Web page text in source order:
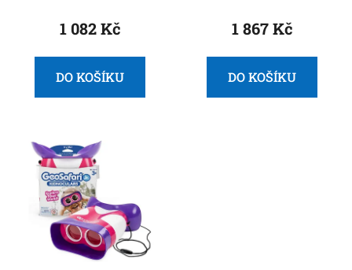
1 082 Kč
DO KOŠÍKU
1 867 Kč
DO KOŠÍKU